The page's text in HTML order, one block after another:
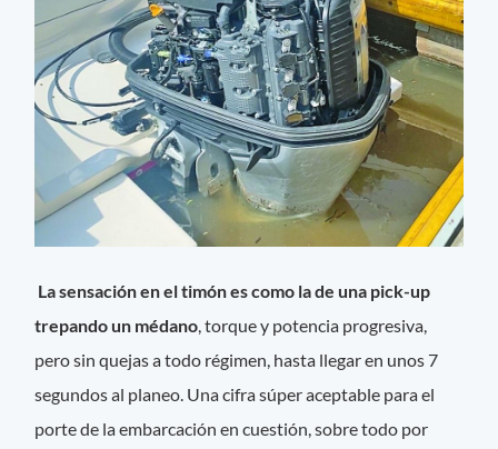
La sensación en el timón es como la de una pick-up
trepando un médano, torque y potencia progresiva,
pero sin quejas a todo régimen, hasta llegar en unos 7
segundos al planeo. Una cifra súper aceptable para el
porte de la embarcación en cuestión, sobre todo por